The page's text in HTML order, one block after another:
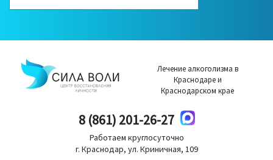
Лечение алкоголизма в
Краснодаре и
Краснодарском крае
8 (861) 201-26-27
Работаем круглосуточно
г. Краснодар, ул. Криничная, 109